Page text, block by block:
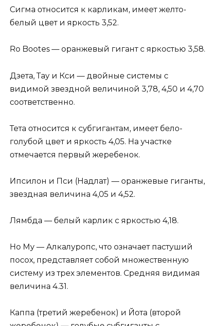
Сигма относится к карликам, имеет желто-
белый цвет и яркость 3,52.
Ro Bootes — оранжевый гигант с яркостью 3,58.
Дзета, Тау и Кси — двойные системы с
видимой звездной величиной 3,78, 4,50 и 4,70
соответственно.
Тета относится к субгигантам, имеет бело-
голубой цвет и яркость 4,05. На участке
отмечается первый жеребенок.
Ипсилон и Пси (Надлат) — оранжевые гиганты,
звездная величина 4,05 и 4,52.
Лямбда — белый карлик с яркостью 4,18.
Но Му — Алкалуропс, что означает пастуший
посох, представляет собой множественную
систему из трех элементов. Средняя видимая
величина 4.31.
Каппа (третий жеребенок) и Йота (второй